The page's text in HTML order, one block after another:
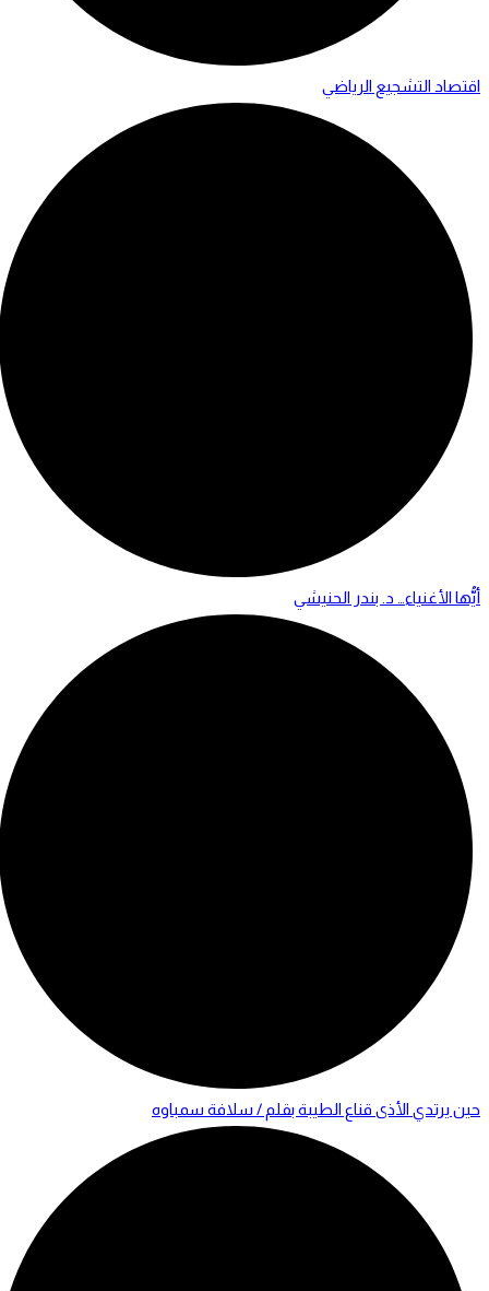
اقتصاد التشجيع الرياضي
أيُّها الأغنياء… د. بندر الحنيشي
حين يرتدي الأذى قناع الطيبة بقلم / سلافة سمباوه